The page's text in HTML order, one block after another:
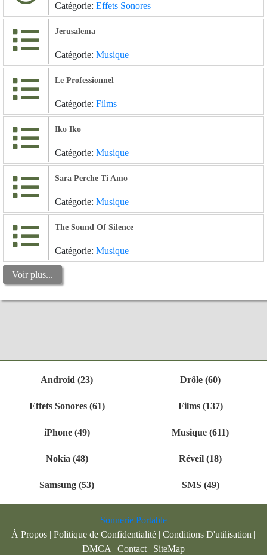
Catégorie: Effets Sonores
Jerusalema
Catégorie: Musique
Le Professionnel
Catégorie: Films
Iko Iko
Catégorie: Musique
Sara Perche Ti Amo
Catégorie: Musique
The Sound Of Silence
Catégorie: Musique
Voir plus...
Android (23) Drôle (60)
Effets Sonores (61) Films (137)
iPhone (49) Musique (611)
Nokia (48) Réveil (18)
Samsung (53) SMS (49)
Sonnerie Portable
À Propos | Politique de Confidentialité | Conditions D'utilisation |
DMCA | Contact | SiteMap